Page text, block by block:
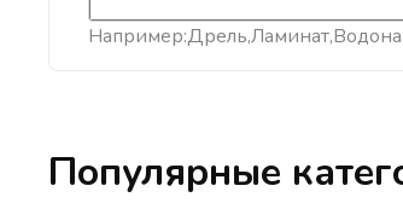
Например:ДрельЛаминат
Популярные